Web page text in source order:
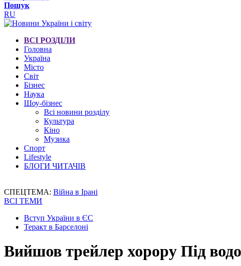
Пошук
RU
ВСІ РОЗДІЛИ
Головна
Україна
Місто
Світ
Бізнес
Наука
Шоу-бізнес
Всі новини розділу
Культура
Кіно
Музика
Спорт
Lifestyle
БЛОГИ ЧИТАЧІВ
СПЕЦТЕМА: Війна в Ірані
ВСІ ТЕМИ
Вступ України в ЄС
Теракт в Барселоні
Вийшов трейлер хорору Під